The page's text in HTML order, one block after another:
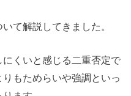
て解説してきました。
くいと感じる二重否定で
もためらいや強調といっ